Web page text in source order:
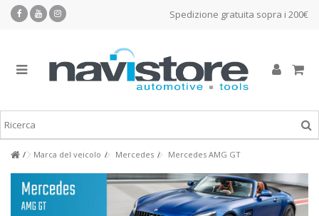
Spedizione gratuita sopra i 200€
Marca del veicolo Mercedes Mercedes AMG GT